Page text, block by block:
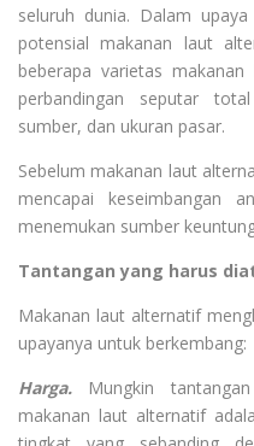
seluruh dunia. Dalam
potensial makanan laut
beberapa varietas
perbandingan seputar
sumber, dan ukuran pasar.
Sebelum makanan laut
mencapai keseimbangan
menemukan sumber
Tantangan yang harus
Makanan laut alternatif
upayanya untuk berkembang:
Harga. Mungkin
makanan laut alternatif